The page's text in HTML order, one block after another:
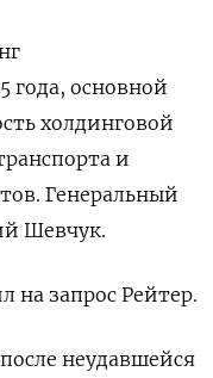
года, основной
холдинговой
и
Генеральный
Шевчук.
на запрос Рейтер.
неудавшейся